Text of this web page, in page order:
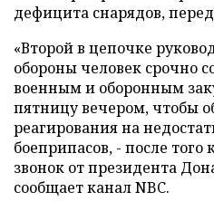
дефицита снарядов,
«Второй в цепочке
обороны человек срочно
военным и оборонным
пятницу вечером, чтобы
реагирования на
боеприпасов, - после
звонок от президента
сообщает канал NBC.